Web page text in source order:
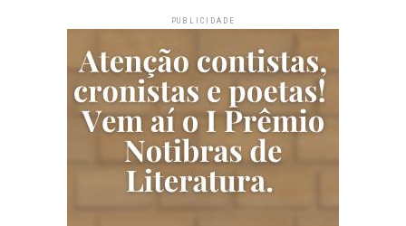
PUBLICIDADE